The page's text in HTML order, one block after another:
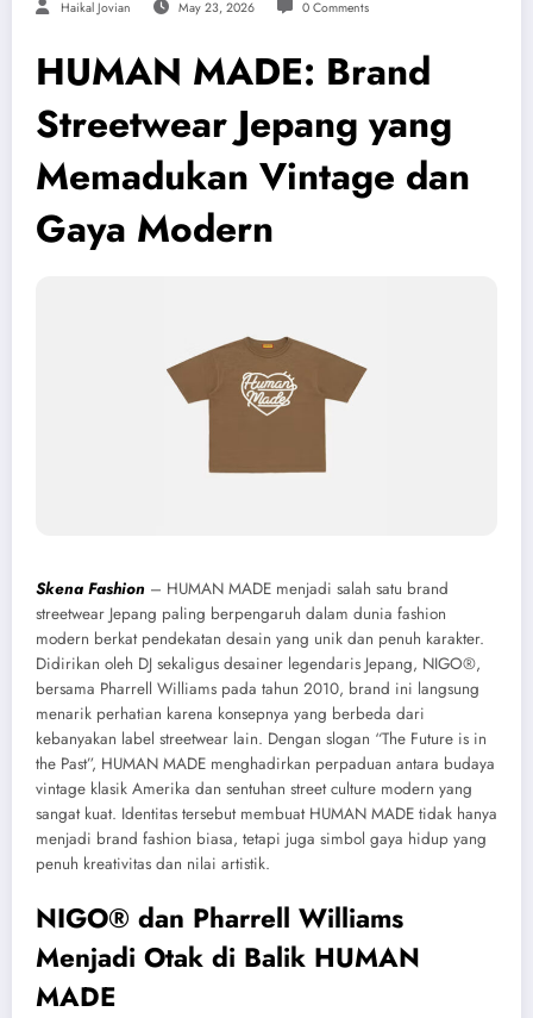
Haikal Jovian May 23, 2026 0 Comments
HUMAN MADE: Brand
Streetwear Jepang yang
Memadukan Vintage dan
Gaya Modern
Skena Fashion – HUMAN MADE menjadi salah satu brand
streetwear Jepang paling berpengaruh dalam dunia fashion
modern berkat pendekatan desain yang unik dan penuh karakter.
Didirikan oleh DJ sekaligus desainer legendaris Jepang, NIGO®,
bersama Pharrell Williams pada tahun 2010, brand ini langsung
menarik perhatian karena konsepnya yang berbeda dari
kebanyakan label streetwear lain. Dengan slogan “The Future is in
the Past”, HUMAN MADE menghadirkan perpaduan antara budaya
vintage klasik Amerika dan sentuhan street culture modern yang
sangat kuat. Identitas tersebut membuat HUMAN MADE tidak hanya
menjadi brand fashion biasa, tetapi juga simbol gaya hidup yang
penuh kreativitas dan nilai artistik.
NIGO® dan Pharrell Williams
Menjadi Otak di Balik HUMAN
MADE